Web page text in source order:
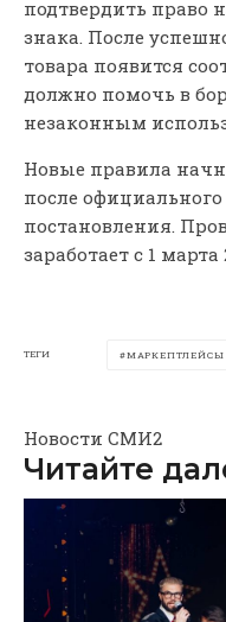
подтвердить право
знака. После
товара появится
должно помочь в
незаконным
Новые правила
после
постановления.
заработает с 1 марта
ТЕГИ МАРКЕПТЛЕЙСЫ
Новости СМИ2
Читайте